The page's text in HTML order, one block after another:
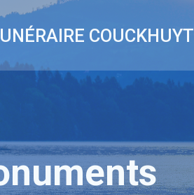
COUCKHUYT